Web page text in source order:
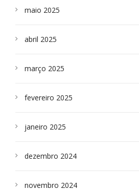
maio 2025
abril 2025
março 2025
fevereiro 2025
janeiro 2025
dezembro 2024
novembro 2024